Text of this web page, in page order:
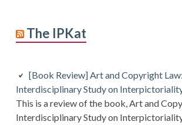
The IPKat
[Book Review] Art and Copyright
Interdisciplinary Study on
This is a review of the book, Art and
Interdisciplinary Study on